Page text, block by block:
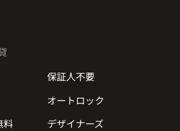
保証人不要
オートロック
料
デザイナーズ